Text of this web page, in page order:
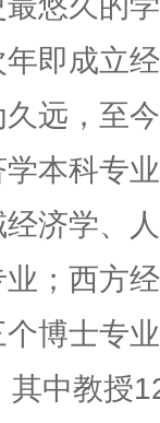
即成立
远，至
本科专
济学、
；西方
博士专
中教授